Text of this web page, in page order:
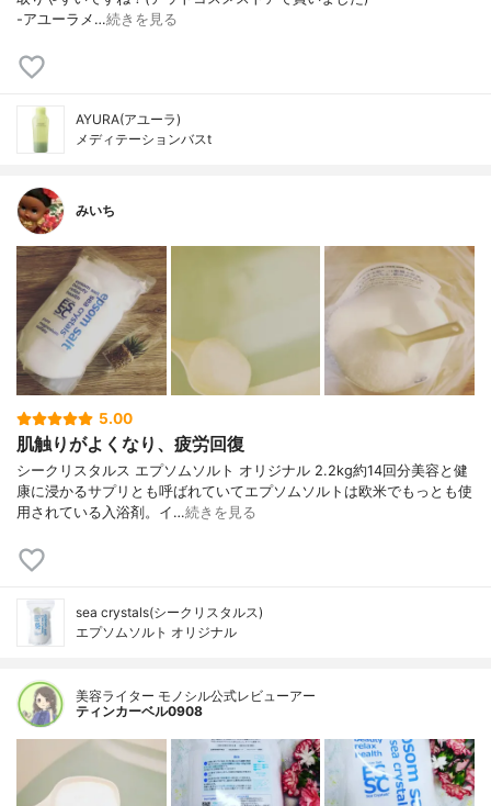
-アユーラメ…続きを見る
AYURA(アユーラ)
メディテーションバスt
みいち
5.00
肌触りがよくなり、疲労回復
シークリスタルス エプソムソルト オリジナル 2.2kg約14回分美容と健
康に浸かるサプリとも呼ばれていてエプソムソルトは欧米でもっとも使
用されている入浴剤。イ…続きを見る
sea crystals(シークリスタルス)
エプソムソルト オリジナル
美容ライター モノシル公式レビューアー
ティンカーベル0908